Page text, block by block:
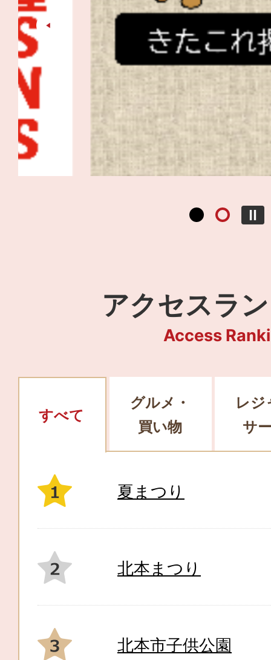
ス
ラ
イ
ド
アクセスラ
Access
すべて
グルメ・
買い物
レジ
サ
夏まつり
北本まつり
北本市子供公園